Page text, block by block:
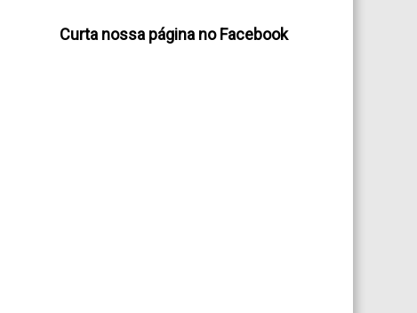
Curta nossa página no Facebook